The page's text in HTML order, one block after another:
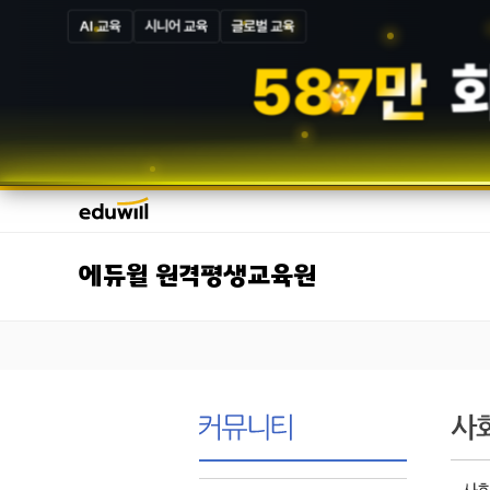
AI 교육 시니어 교육 글로벌 교육
587만
에듀윌 원격평생교육원